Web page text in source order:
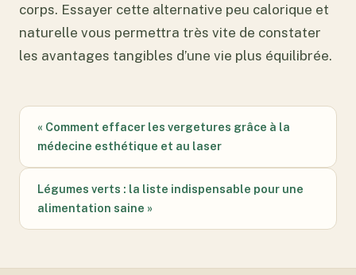
corps. Essayer cette alternative peu calorique et
naturelle vous permettra très vite de constater
les avantages tangibles d’une vie plus équilibrée.
« Comment effacer les vergetures grâce à la
médecine esthétique et au laser
Légumes verts : la liste indispensable pour une
alimentation saine »